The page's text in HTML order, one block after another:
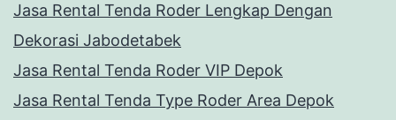
Jasa Rental Tenda Roder Lengkap Dengan
Dekorasi Jabodetabek
Jasa Rental Tenda Roder VIP Depok
Jasa Rental Tenda Type Roder Area Depok